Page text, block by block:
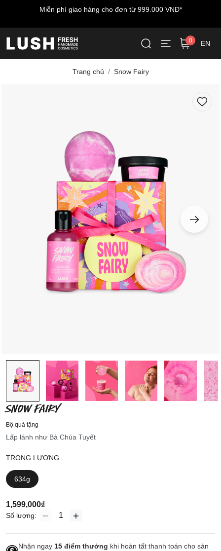
Miễn phí vận chuyển cho đơn hàng đầu tiên - nhập
0 EN
Trang chủ Snow Fairy
SNOW FAIRY
Bộ quà tặng
Lấp lánh như Bà Chúa Tuyết
TRỌNG LƯỢNG
634g
1,599,000₫
Số lượng:
Nhận ngay 15 điểm thưởng khi hoàn tất thanh toán cho sản